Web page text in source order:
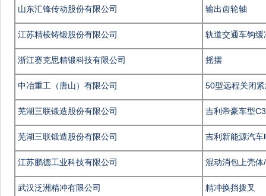
山东汇锋传动股份有限公司 输出齿轮轴
江苏精棱铸锻股份有限公司 轨道交通车钩缓
浙江赛克思精锻科技有限公司 摇摆
中冶重工（唐山）有限公司 50型远程关闭
芜湖三联锻造股份有限公司 吉利帝豪车型
芜湖三联锻造股份有限公司 吉利新能源汽车
江苏鹏德工业科技有限公司 混动消包上壳体
武汉泛洲精冲有限公司 精冲换挡拨叉